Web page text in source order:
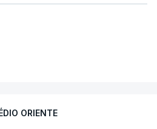
ORIENTE